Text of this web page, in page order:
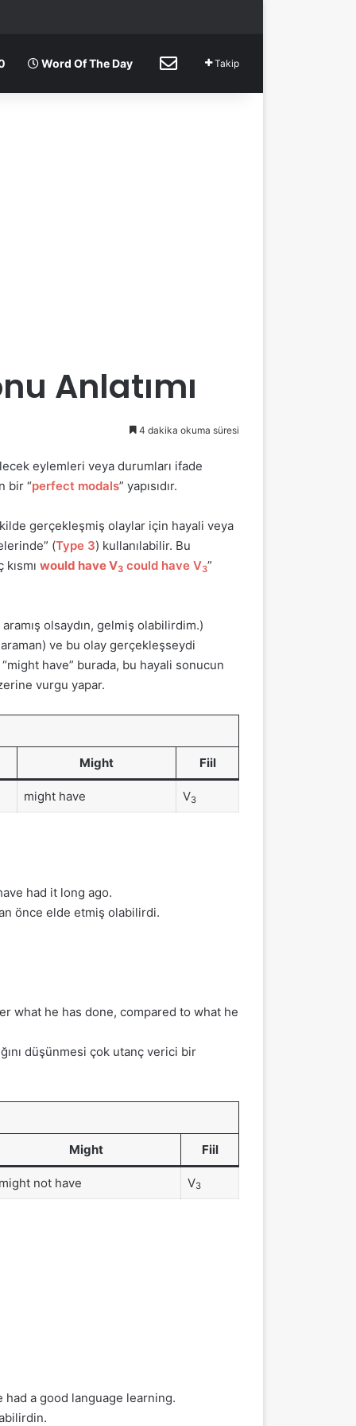
Word Of The Day İletişimTakip
Anlatımı
4 dakika okuma süresi
eylemleri veya durumları ifade
bir “perfect modals” yapısıdır.
gerçekleşmiş olaylar için hayali veya
(Type 3) kullanılabilir. Bu
would have V3 could have V3”
olsaydın, gelmiş olabilirdim.)
ve bu olay gerçekleşseydi
have” burada, bu hayali sonucun
vurgu yapar.
Might Fiil
might have V3
had it long ago.
önce elde etmiş olabilirdi.
he has done, compared to what he
düşünmesi çok utanç verici bir
Might Fiil
might not have V3
a good language learning.